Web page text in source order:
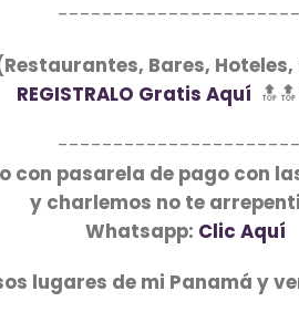
Bares,
REGISTRALO Gratis Aquí
con pasarela de pago con
y charlemos no te
Whatsapp: Clic Aquí
lugares de mi Panamá y